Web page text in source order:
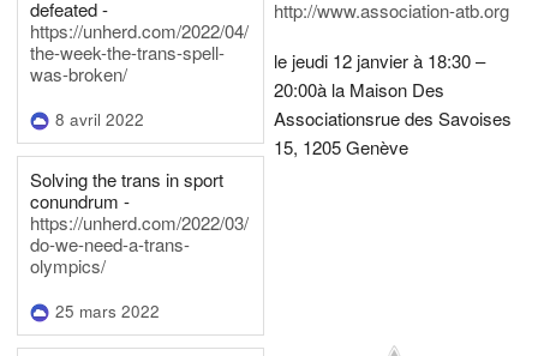
defeated -
https://unherd.com/2022/04/
the-week-the-trans-spell-
was-broken/
8 avril 2022
Solving the trans in sport
conundrum -
https://unherd.com/2022/03/
do-we-need-a-trans-
olympics/
25 mars 2022
http://www.association-atb.org
le jeudi 12 janvier à 18:30 –
20:00à la Maison Des
Associationsrue des Savoises
15, 1205 Genève